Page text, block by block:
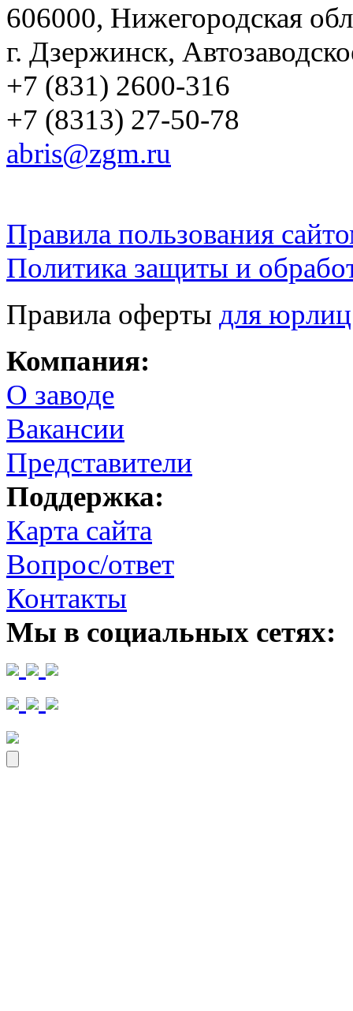
606000, Нижегородская
г. Дзержинск,
+7 (831) 2600-316
+7 (8313) 27-50-78
abris@zgm.ru
Правила пользования
Политика защиты и
Правила оферты для
Компания:
О заводе
Вакансии
Представители
Поддержка:
Карта сайта
Вопрос/ответ
Контакты
Мы в социальных сетях: